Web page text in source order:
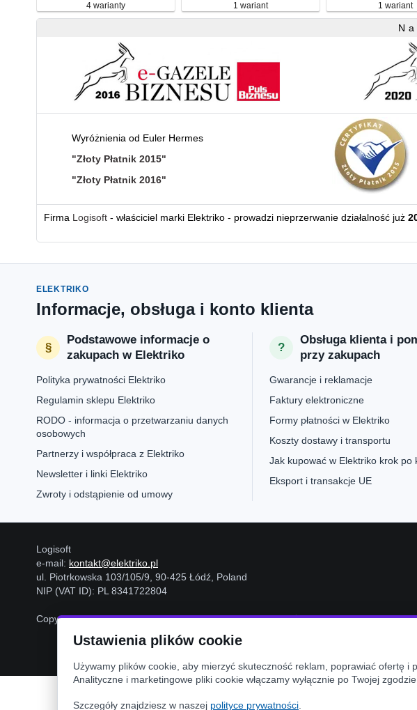
4 warianty 1 wariant 1 wariant
Wyróżnienia od Euler Hermes
"Złoty Płatnik 2015"
"Złoty Płatnik 2016"
Firma Logisoft - właściciel marki Elektriko - prowadzi nieprzerwanie działalność już
ELEKTRIKO
Informacje, obsługa i konto klienta
Podstawowe informacje o
zakupach w Elektriko
Polityka prywatności Elektriko
Regulamin sklepu Elektriko
RODO - informacja o przetwarzaniu danych
osobowych
Partnerzy i współpraca z Elektriko
Newsletter i linki Elektriko
Zwroty i odstąpienie od umowy
Obsługa klienta i
przy zakupach
Gwarancje i reklamacje
Faktury elektroniczne
Formy płatności w Elektriko
Koszty dostawy i transportu
Jak kupować w Elektriko krok po
Eksport i transakcje UE
Logisoft
e-mail: kontakt@elektriko.pl
ul. Piotrkowska 103/105/9, 90-425 Łódź, Poland
NIP (VAT ID): PL 8341722804
Copyright © 2006-2026LogisoftWszystkie prawa zastrzeżone
Ustawienia plików cookie
Używamy plików cookie, aby mierzyć skuteczność reklam, poprawiać ofertę i
Analityczne i marketingowe pliki cookie włączamy wyłącznie po Twojej zgodzie.
Szczegóły znajdziesz w naszej polityce prywatności